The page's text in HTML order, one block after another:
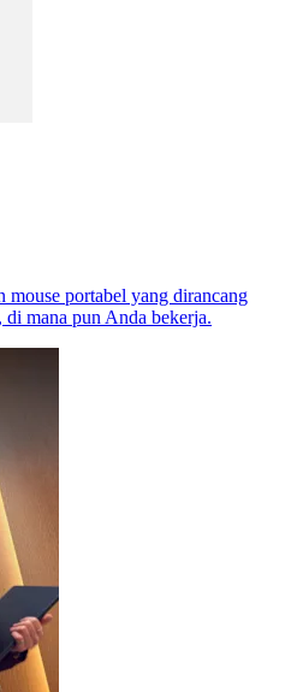
mouse portabel yang dirancang
mana pun Anda bekerja.